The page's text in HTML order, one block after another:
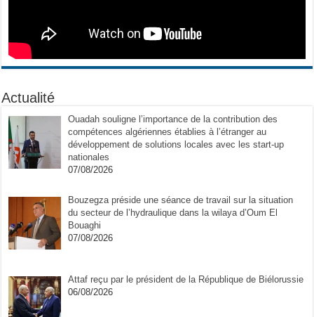
Actualité
Ouadah souligne l’importance de la contribution des
compétences algériennes établies à l’étranger au
développement de solutions locales avec les start-up
nationales
07/08/2026
Bouzegza préside une séance de travail sur la situation
du secteur de l’hydraulique dans la wilaya d’Oum El
Bouaghi
07/08/2026
Attaf reçu par le président de la République de Biélorussie
06/08/2026